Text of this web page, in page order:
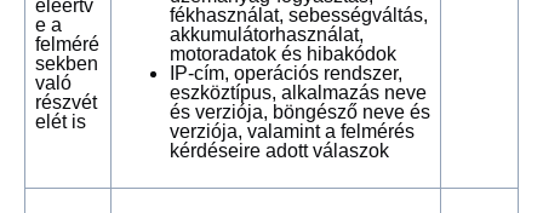
eleértv
e a
felméré
sekben
való
részvét
elét is
fékhasználat, sebességváltás,
akkumulátorhasználat,
motoradatok és hibakódok
IP-cím, operációs rendszer,
eszköztípus, alkalmazás neve
és verziója, böngésző neve és
verziója, valamint a felmérés
kérdéseire adott válaszok